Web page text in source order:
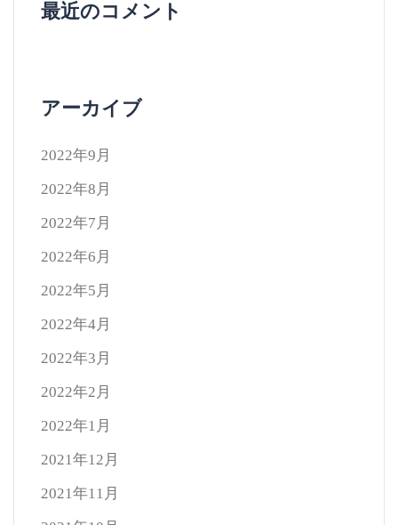
最近のコメント
アーカイブ
2022年9月
2022年8月
2022年7月
2022年6月
2022年5月
2022年4月
2022年3月
2022年2月
2022年1月
2021年12月
2021年11月